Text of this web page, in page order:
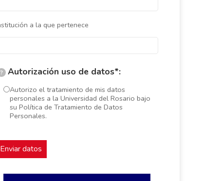
a la que pertenece
? Autorización uso de datos*:
Autorizo el tratamiento de mis datos
personales a la Universidad del Rosario bajo
su Política de Tratamiento de Datos
Personales.